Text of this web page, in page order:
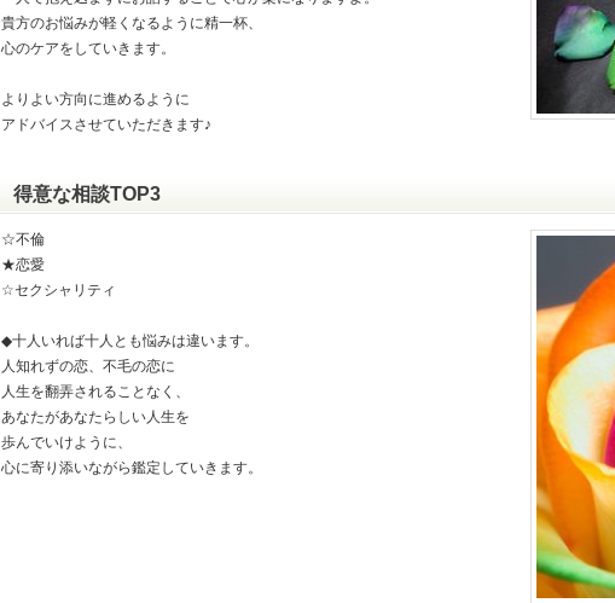
貴方のお悩みが軽くなるように精一杯、
心のケアをしていきます。
よりよい方向に進めるように
アドバイスさせていただきます♪
得意な相談TOP3
☆不倫
★恋愛
☆セクシャリティ
◆十人いれば十人とも悩みは違います。
人知れずの恋、不毛の恋に
人生を翻弄されることなく、
あなたがあなたらしい人生を
歩んでいけように、
心に寄り添いながら鑑定していきます。